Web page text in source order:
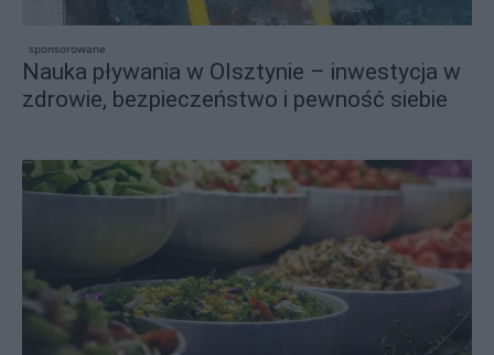
sponsorowane
Nauka pływania w Olsztynie – inwestycja w
zdrowie, bezpieczeństwo i pewność siebie